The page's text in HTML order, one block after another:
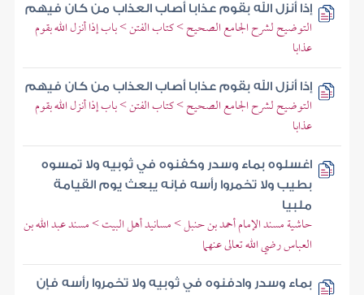
إذا أنزل الله بقوم عذابا أصاب العذاب من كان فيهم
التوضيح لشرح الجامع الصحيح > كتاب الفتن > باب إذا أنزل الله بقوم
عذابا
إذا أنزل الله بقوم عذابا أصاب العذاب من كان فيهم
التوضيح لشرح الجامع الصحيح > كتاب الفتن > باب إذا أنزل الله بقوم
عذابا
اغسلوه بماء وسدر وكفنوه في ثوبيه ولا تمسوه
بطيب ولا تخمروا رأسه فإنه يبعث يوم القيامة
ملبيا
حاشية مسند الإمام أحمد بن حنبل > مسانيد أهل البيت > مسند عبد الله بن
العباس رضي الله تعالى عنهما
بماء وسدر وادفنوه في ثوبيه ولا تخمروا رأسه فإن